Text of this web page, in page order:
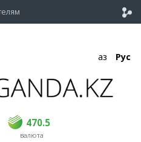
Қаз Рус
470.5
469 470.5
валюта